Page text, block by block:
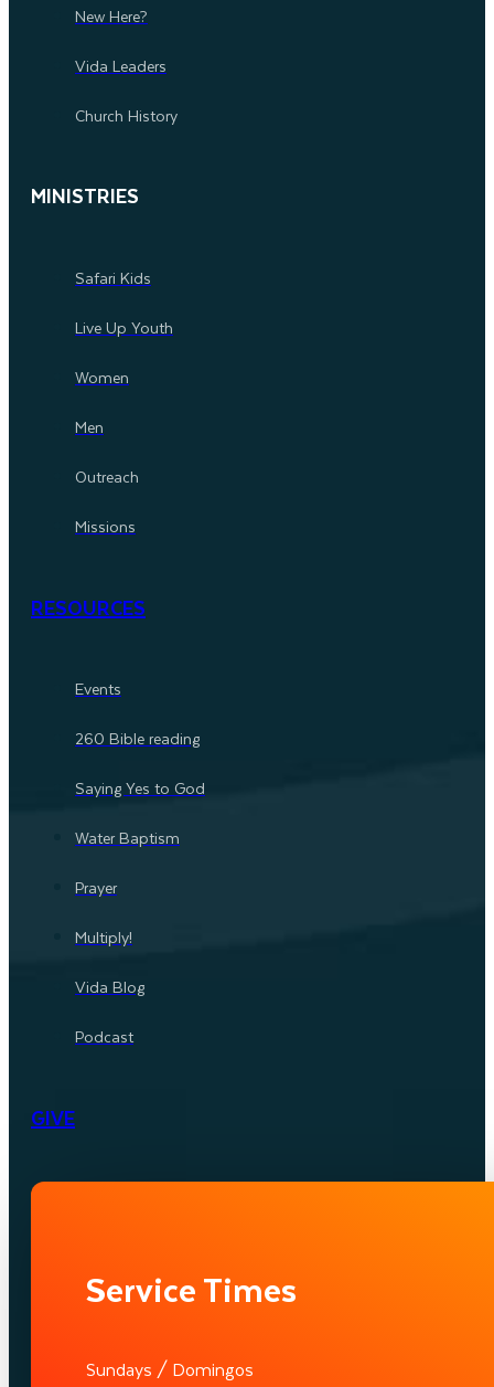
New Here?
Vida Leaders
Church History
MINISTRIES
Safari Kids
Live Up Youth
Women
Men
Outreach
Missions
RESOURCES
Events
260 Bible reading
Saying Yes to God
Water Baptism
Prayer
Multiply!
Vida Blog
Podcast
GIVE
Service Times
Sundays / Domingos